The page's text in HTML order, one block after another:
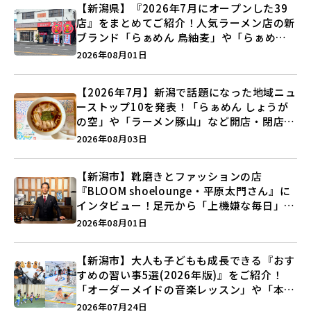
【新潟県】『2026年7月にオープンした39
店』をまとめてご紹介！人気ラーメン店の新
ブランド「らぁめん 鳥紬麦」や「らぁめん
しょうがの空」など盛りだくさん♪
2026年08月01日
【2026年7月】新潟で話題になった地域ニュ
ーストップ10を発表！「らぁめん しょうが
の空」や「ラーメン豚山」など開店・閉店の
注目記事をランキングでご紹介♪
2026年08月03日
【新潟市】靴磨きとファッションの店
『BLOOM shoelounge・平原太門さん』に
インタビュー！足元から「上機嫌な毎日」を
つくる装いの提案とは？
2026年08月01日
【新潟市】大人も子どもも成長できる『おす
すめの習い事5選(2026年版)』をご紹介！
「オーダーメイドの音楽レッスン」や「本格
キックボクシング」で新しい自分を見つけよ
2026年07月24日